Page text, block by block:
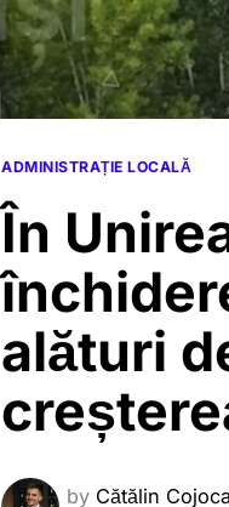
ADMINISTRAȚIE LOCALĂ
În
alături
by Cătălin